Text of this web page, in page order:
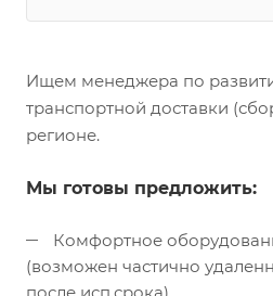
Ищем менеджера по
транспортной доставки
регионе.
Мы готовы предложить:
Комфортное
(возможен частично